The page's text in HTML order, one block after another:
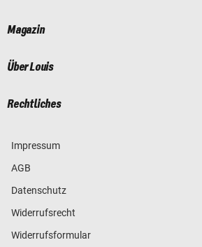
Magazin
Über Louis
Rechtliches
Impressum
AGB
Datenschutz
Widerrufsrecht
Widerrufsformular